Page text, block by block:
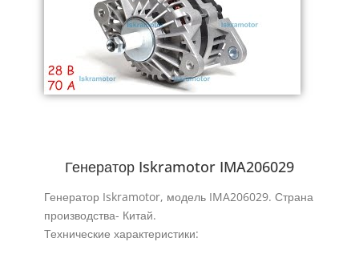
Генератор Iskramotor IMA206029
Генератор Iskramotor, модель IMA206029. Страна
производства- Китай.
Технические характеристики: